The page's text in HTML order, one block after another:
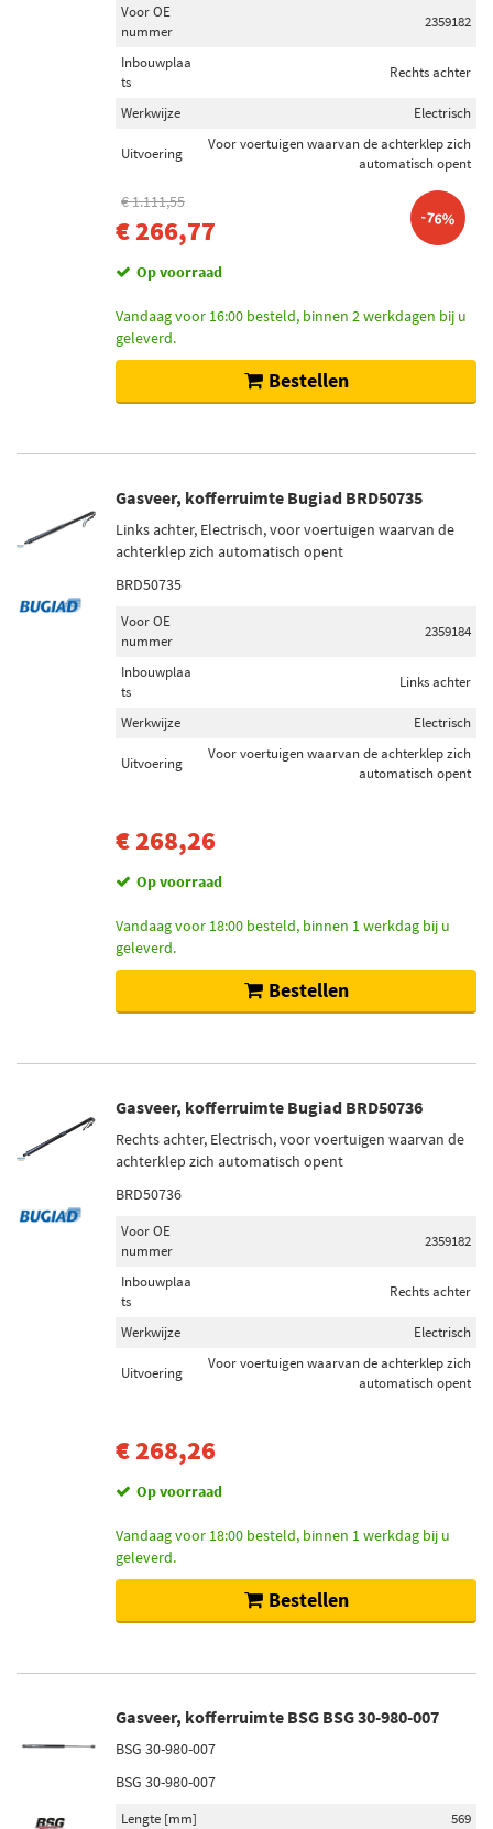
Voor OE
nummer
2359182
Inbouwplaa
ts
Rechts achter
Werkwijze Electrisch
Uitvoering
Voor voertuigen waarvan de achterklep zich
automatisch opent
€ 1.111,55
€ 266,77 -76%
Op voorraad
Vandaag voor 16:00 besteld, binnen 2 werkdagen bij u
geleverd.
Bestellen
Gasveer, kofferruimte Bugiad BRD50735
Links achter, Electrisch, voor voertuigen waarvan de
achterklep zich automatisch opent
BRD50735
Voor OE
nummer
2359184
Inbouwplaa
ts
Links achter
Werkwijze Electrisch
Uitvoering
Voor voertuigen waarvan de achterklep zich
automatisch opent
€ 268,26
Op voorraad
Vandaag voor 18:00 besteld, binnen 1 werkdag bij u
geleverd.
Bestellen
Gasveer, kofferruimte Bugiad BRD50736
Rechts achter, Electrisch, voor voertuigen waarvan de
achterklep zich automatisch opent
BRD50736
Voor OE
nummer
2359182
Inbouwplaa
ts
Rechts achter
Werkwijze Electrisch
Uitvoering
Voor voertuigen waarvan de achterklep zich
automatisch opent
€ 268,26
Op voorraad
Vandaag voor 18:00 besteld, binnen 1 werkdag bij u
geleverd.
Bestellen
Gasveer, kofferruimte BSG BSG 30-980-007
BSG 30-980-007
BSG 30-980-007
Lengte [mm]
569